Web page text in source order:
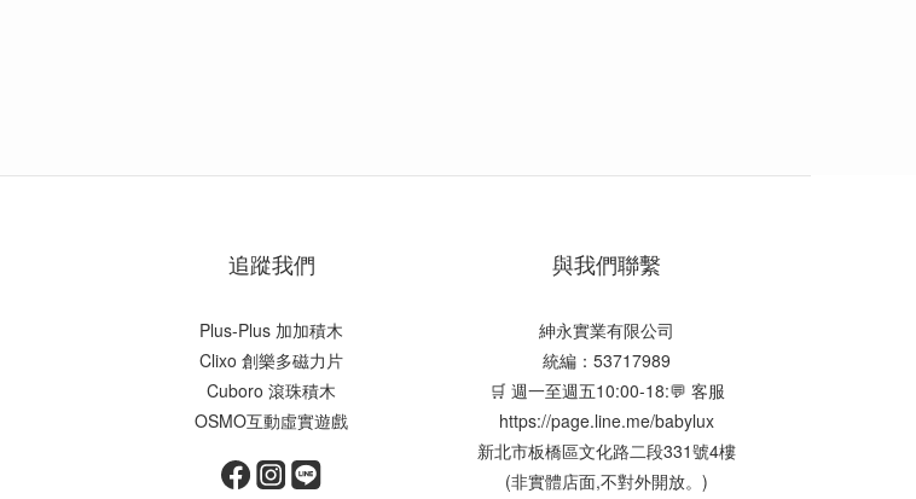
追蹤我們
Plus-Plus 加加積木
Clixo 創樂多磁力片
Cuboro 滾珠積木
OSMO互動虛實遊戲
與我們聯繫
紳永實業有限公司
統編：53717989
🛒 週一至週五10:00-18:💬 客服
https://page.line.me/babylux
新北市板橋區文化路二段331號4樓
(非實體店面,不對外開放。)